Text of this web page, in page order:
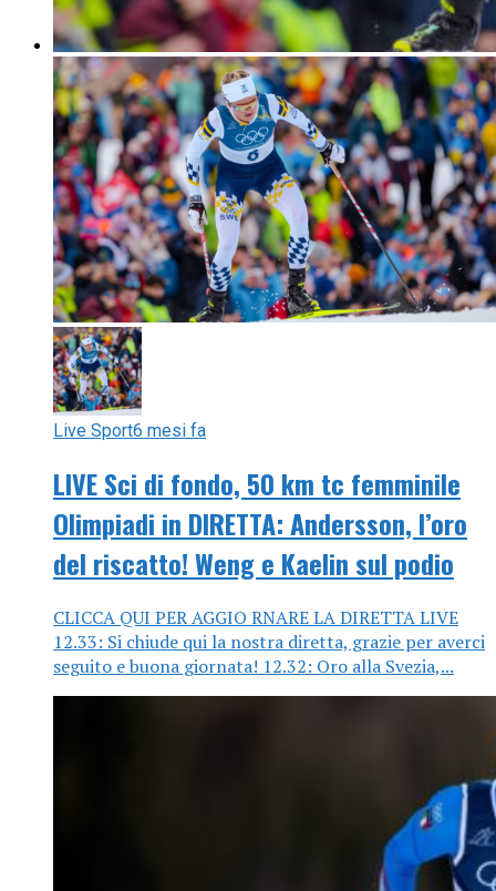
Live Sport6 mesi fa
LIVE Sci di fondo, 50 km tc femminile
Olimpiadi in DIRETTA: Andersson, l’oro
del riscatto! Weng e Kaelin sul podio
CLICCA QUI PER AGGIO RNARE LA DIRETTA LIVE
12.33: Si chiude qui la nostra diretta, grazie per averci
seguito e buona giornata! 12.32: Oro alla Svezia,...